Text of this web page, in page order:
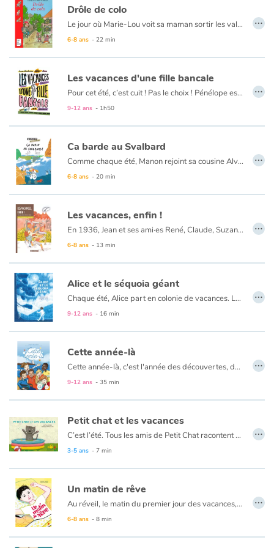
Drôle de colo
Le jour où Marie-Lou voit sa maman sortir les valises, elle saute de joie : « Hourra, on part en voyage ! » Hélas, ses parents sont invités à un congrès en Italie, et ils n’ont pas l’intention de l’emmener. Elle ira en colonie pendant ce temps-là. En colonie ? On veut se débarrasser d’elle ? Marie-Lou a beau rugir et trépigner, rien n’y fait, elle part quand même. A peine le car a-t-il démarré qu’elle a déjà tout pris en grippe : la directrice, les autres enfants, leurs bonnets et leurs chansons. Marie-Lou est décidée : ça ne se passera pas comme ça !
6-8 ans - 22 min
…
Les vacances d'une fille bancale
Pour cet été, c’est cuit ! Pas le choix ! Pénélope est envoyée chez son oncle et sa tante, dans un « trou perdu », où elle aura pour seuls compagnons son cousin borné et sa cousine folle de fringues, de maquillage et de garçons ! L’horreur ! Et bien sûr, ils ne manqueront pas de se moquer d’elle et de sa démarche quelque peu… bancale. Elle les déteste ! Ces vacances vont être é-pou-van-tables ! Mais, Pénélope n’a prévu ni la rencontre avec le charmant Dylan, ni celle avec l’étrange Maya.
9-12 ans - 1h50
…
Ca barde au Svalbard
Comme chaque été, Manon rejoint sa cousine Alvida pour les vacances, en Norvège. Dès leurs retrouvailles, elles échangent leurs cadeaux : des bonnets à oreilles de lapin des neiges, et des talkies-walkies. Parfait pour jouer aux espionnes ! Alors qu’elles s’amusent avec leurs talkies-walkies le long du quai, elles interceptent une étrange conversation entre deux hommes. Ravies de se prendre pour des détectives et à l’insu des deux inconnus, elles notent chaque jour de nouvelles informations dans leur carnet. Jusqu'au moment...
6-8 ans - 20 min
…
Les vacances, enfin !
En 1936, Jean et ses ami·es René, Claude, Suzanne et Luigi partagent leur quotidien à l’école, mais aussi en dehors, entre parties de pêche et de football. Leurs parents, ouvriers dans les usines de Saint-Étienne, travaillent dur pour subvenir aux besoins de leur famille. Le dimanche 3 mai 1936, leur quotidien bascule : le Front populaire est élu aux législatives. Bientôt, ce sont les travailleurs qui sortent dans les rues pour défendre leurs droits : de meilleures conditions de travail et des congés payés. En écoutant ses parents et la radio, et en discutant avec ses camarades, Jean est témoin des changements amorcés par l’élection du Front populaire. Il vit le combat des ouvriers à travers ses yeux d’enfant, mais il en saisit toute l’importance lorsque ses propres rêves prennent réalité, avec son départ à la mer pour ses premières vacances en famille.
6-8 ans - 13 min
…
Alice et le séquoia géant
Chaque été, Alice part en colonie de vacances. La petite fille déteste ça ! Cette année, son père qui l’élève seul a choisi de l’inscrire dans un nouveau centre, en Ardèche, au Château de Soubeyran construit en pleine nature. Toutes les nuits, Alice se lève pour rejoindre un séquoia géant situé à proximité du château. Mais quelle force invisible la pousse vers cet arbre majestueux ?
9-12 ans - 16 min
…
Cette année-là
Cette année-là, c'est l'année des découvertes, des amitiés, des blagues... Un voyage scolaire qui sent bon l'air marin et la bonne humeur !
9-12 ans - 35 min
…
Petit chat et les vacances
C’est l’été. Tous les amis de Petit Chat racontent ce qu’ils vont faire pendant les vacances : Petite Cane part à la mer ; Petit Écureuil ira d’abord chez Papa, puis en camping à la montagne avec Maman ; Petit Hérisson partira seul en Angleterre pour apprendre l’anglais… De retour à la maison, Petit Chat demande à Papa, à son frère, à sa sœur et finalement à Maman : « Et nous, où allons-nous ? ». La réponse surprendra Petit Chat, mais sa famille a une recette pour le bonheur !
3-5 ans - 7 min
…
Un matin de rêve
Au réveil, le matin du premier jour des vacances, les yeux encore fermés, un enfant se remémore quelques moments de la journée passée : la fin de l’école, le calme à la maison, les jeux avec son frère, son anniversaire, le voyage en voiture jusque chez ses grands-parents...
6-8 ans - 8 min
…